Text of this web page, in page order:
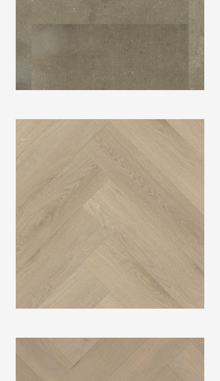
Belakos Palazzo Visgraat XL73
Belakos Attico Visgraat XL83